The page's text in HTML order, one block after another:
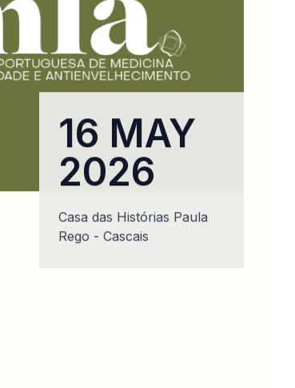
16 MAY
2026
Casa das Histórias Paula
Rego - Cascais